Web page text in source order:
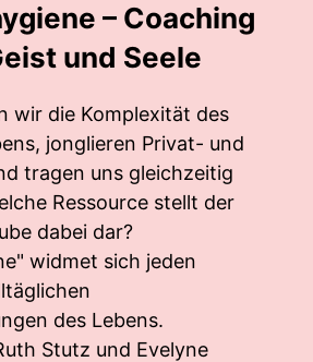
– Coaching
und Seele
wir die Komplexität des
jonglieren Privat- und
tragen uns gleichzeitig
Ressource stellt der
dabei dar?
widmet sich jeden
des Lebens.
Stutz und Evelyne